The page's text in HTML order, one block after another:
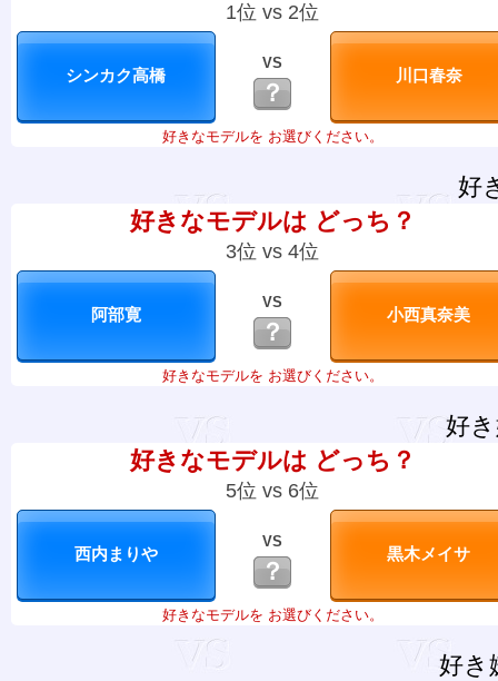
1位 vs 2位
VS
？
好きなモデルを お選びください。
好
好きなモデルは どっち？
3位 vs 4位
VS
？
好きなモデルを お選びください。
好
好きなモデルは どっち？
5位 vs 6位
VS
？
好きなモデルを お選びください。
好き